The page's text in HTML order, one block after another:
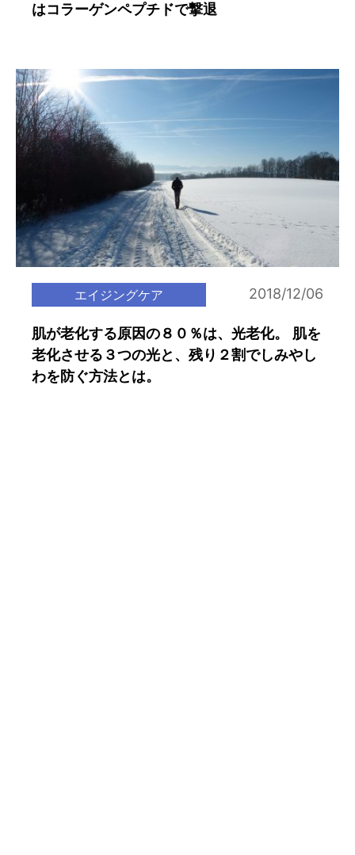
はコラーゲンペプチドで撃退
エイジングケア 2018/12/06
肌が老化する原因の８０％は、光老化。 肌を
老化させる３つの光と、残り２割でしみやし
わを防ぐ方法とは。